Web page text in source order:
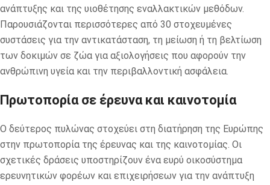
ανάπτυξης και της υιοθέτησης εναλλακτικών μεθόδων.
Παρουσιάζονται περισσότερες από 30 στοχευμένες
συστάσεις για την αντικατάσταση, τη μείωση ή τη βελτίωση
των δοκιμών σε ζώα για αξιολογήσεις που αφορούν την
ανθρώπινη υγεία και την περιβαλλοντική ασφάλεια.
Πρωτοπορία σε έρευνα και καινοτομία
Ο δεύτερος πυλώνας στοχεύει στη διατήρηση της Ευρώπης
στην πρωτοπορία της έρευνας και της καινοτομίας. Οι
σχετικές δράσεις υποστηρίζουν ένα ευρύ οικοσύστημα
ερευνητικών φορέων και επιχειρήσεων για την ανάπτυξη